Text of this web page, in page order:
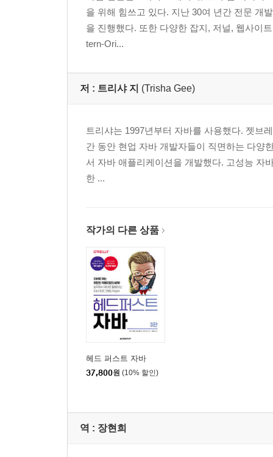
PROPOSAL 22 자바 컴포넌트 간의 이벤트 52
PROPOSAL 23 피드백 루프 55
PROPOSAL 24 불꽃 그래프를 이용한 성능 확인 57
PROPOSAL 27 퍼즐에서 제품까지 63
PROPOSAL 29 가비지 컬렉션은 나의 친구 68
PROPOSAL 30 이름 짓기를 잘 하자 70
PROPOSAL 31 이봐 프레드, 해시맵 좀 전해 주겠
PROPOSAL 32 널을 피하는 방법 74
PROPOSAL 36 인라인식 사고 83
PROPOSAL 37 코틀린과의 상호운용 85
PROPOSAL 38 일은 끝났어요. 그런데... 87
PROPOSAL 39 자바 자격증: 기술 업계의 터치스
PROPOSAL 40 자바는 90년대생 91
PROPOSAL 41 JVM 성능 관점에서의 자바 프로그
PROPOSAL 42 자바는 재미있어야 한다 95
PROPOSAL 44 JVM은 멀티패러다임 플랫폼이다
PROPOSAL 47 은혜로운 flatMap 108
PROPOSAL 48 컬렉션을 제대로 이해하자 111
을 위해 힘쓰고 있다. 지난 30여 년간 전문 개
을 진행했다. 또한 다양한 잡지, 저널, 웹사이
tern-Ori...
저 : 트리샤 지 (Trisha Gee)
트리샤는 1997년부터 자바를 사용했다. 젯브
간 동안 현업 자바 개발자들이 직면하는 다양
서 자바 애플리케이션을 개발했다. 고성능 자
한 ...
작가의 다른 상품
헤드 퍼스트 자바
37,800원 (10% 할인)
역 : 장현희